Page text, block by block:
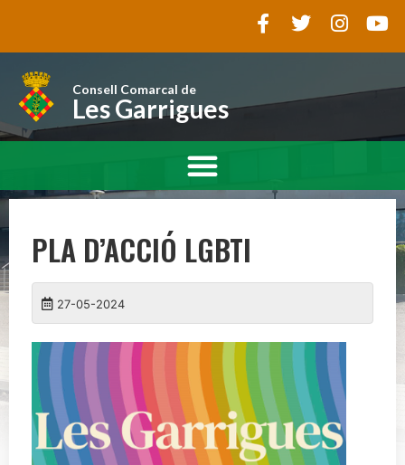
Consell Comarcal de
Les Garrigues
PLA D’ACCIÓ LGBTI
27-05-2024